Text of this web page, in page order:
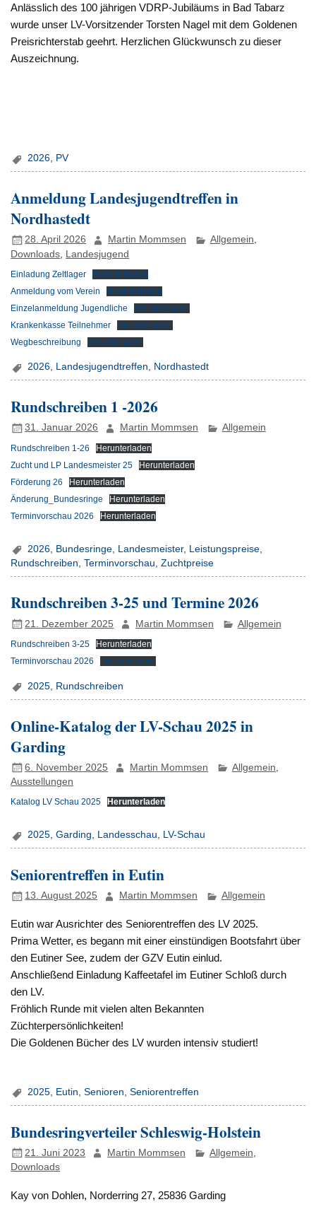
Anlässlich des 100 jährigen VDRP-Jubiläums in Bad Tabarz
wurde unser LV-Vorsitzender Torsten Nagel mit dem Goldenen
Preisrichterstab geehrt. Herzlichen Glückwunsch zu dieser
Auszeichnung.
2026, PV
Anmeldung Landesjugendtreffen in
Nordhastedt
28. April 2026 Martin Mommsen Allgemein,
Downloads Landesjugend
Einladung Zeltlager
Herunterladen
Anmeldung vom Verein
Herunterladen
Einzelanmeldung Jugendliche
Herunterladen
Krankenkasse Teilnehmer
Herunterladen
Wegbeschreibung
Herunterladen
2026, Landesjugendtreffen, Nordhastedt
Rundschreiben 1 -2026
31. Januar 2026 Martin Mommsen Allgemein
Rundschreiben 1-26
Herunterladen
Zucht und LP Landesmeister 25
Herunterladen
Förderung 26
Herunterladen
Änderung_Bundesringe
Herunterladen
Terminvorschau 2026
Herunterladen
2026 Bundesringe Landesmeister, Leistungspreise
Rundschreiben,Terminvorschau,Zuchtpreise
Rundschreiben 3-25 und Termine 2026
21. Dezember 2025 Martin Mommsen Allgemein
Rundschreiben 3-25
Herunterladen
Terminvorschau 2026
Herunterladen
2025, Rundschreiben
Online-Katalog der LV-Schau 2025 in
Garding
6. November 2025 Martin Mommsen Allgemein
Ausstellungen
Katalog LV Schau 2025 Herunterladen
2025,Garding, Landesschau, LV-Schau
Seniorentreffen in Eutin
13. August 2025 Martin Mommsen Allgemein
Eutin war Ausrichter des Seniorentreffen des LV 2025.
Prima Wetter, es begann mit einer einstündigen Bootsfahrt über
den Eutiner See, zudem der GZV Eutin einlud.
Anschließend Einladung Kaffeetafel im Eutiner Schloß durch
den LV.
Fröhlich Runde mit vielen alten Bekannten
Züchterpersönlichkeiten!
Die Goldenen Bücher des LV wurden intensiv studiert!
2025, Eutin,Senioren,Seniorentreffen
Bundesringverteiler Schleswig-Holstein
21. Juni 2023 Martin Mommsen Allgemein,
Downloads
Kay von Dohlen, Norderring 27, 25836 Garding